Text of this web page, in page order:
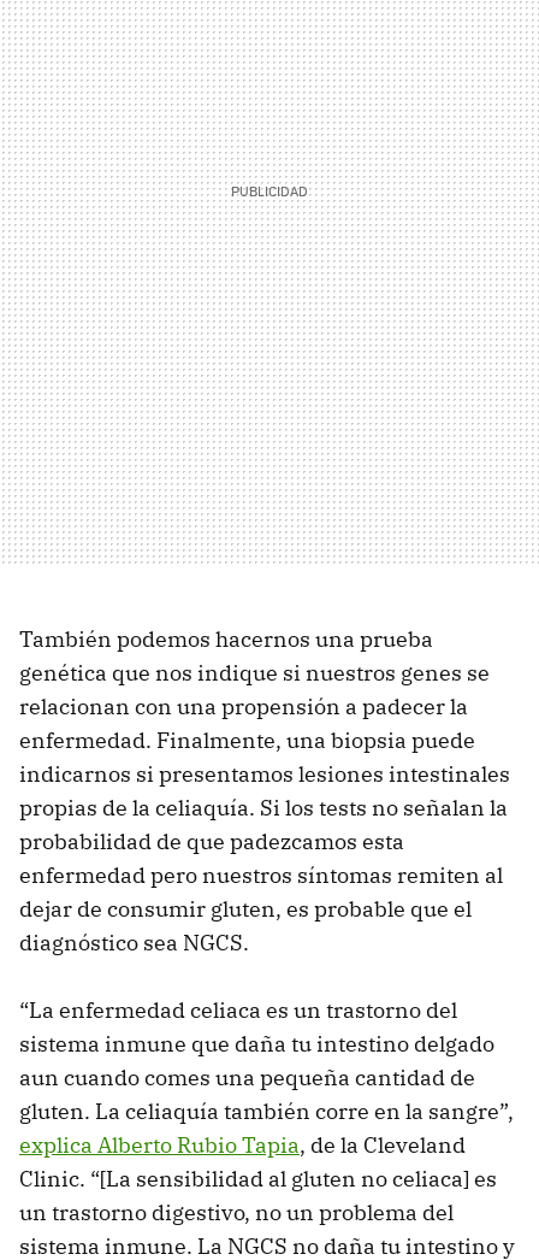
También podemos hacernos una prueba
genética que nos indique si nuestros genes se
relacionan con una propensión a padecer la
enfermedad. Finalmente, una biopsia puede
indicarnos si presentamos lesiones intestinales
propias de la celiaquía. Si los tests no señalan la
probabilidad de que padezcamos esta
enfermedad pero nuestros síntomas remiten al
dejar de consumir gluten, es probable que el
diagnóstico sea NGCS.
“La enfermedad celiaca es un trastorno del
sistema inmune que daña tu intestino delgado
aun cuando comes una pequeña cantidad de
gluten. La celiaquía también corre en la sangre”,
explica Alberto Rubio Tapia, de la Cleveland
Clinic. “[La sensibilidad al gluten no celiaca] es
un trastorno digestivo, no un problema del
sistema inmune. La NGCS no daña tu intestino y